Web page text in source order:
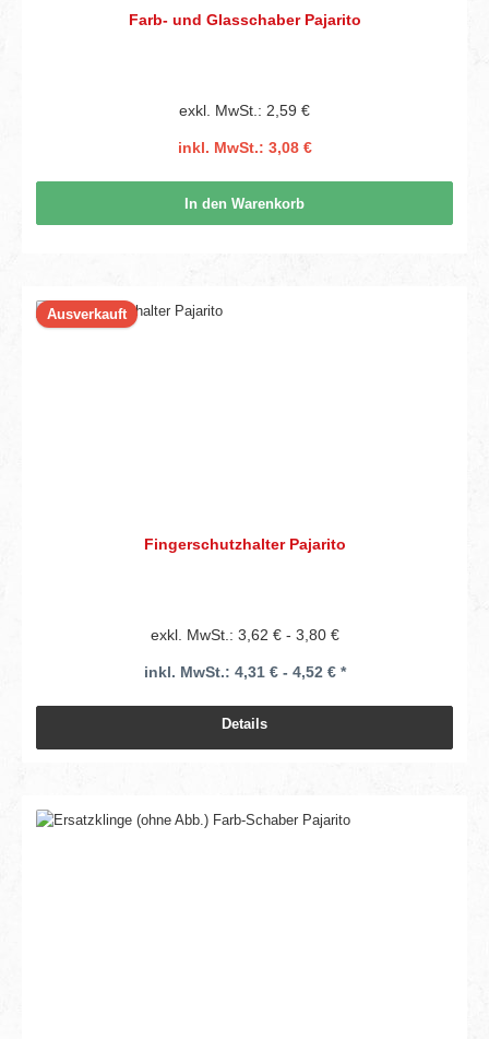
Farb- und Glasschaber Pajarito
exkl. MwSt.: 2,59 €
inkl. MwSt.: 3,08 €
In den Warenkorb
Ausverkauft
Fingerschutzhalter Pajarito
exkl. MwSt.: 3,62 € - 3,80 €
inkl. MwSt.: 4,31 € - 4,52 € *
Details